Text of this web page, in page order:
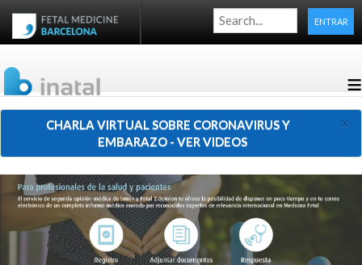
≡
ENTRAR
×
CHARLA VIRTUAL SOBRE CORONAVIRUS Y
EMBARAZO - VER VIDEOS